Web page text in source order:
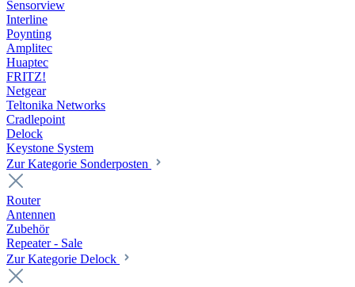
Sensorview
Interline
Poynting
Amplitec
Huaptec
FRITZ!
Netgear
Teltonika Networks
Cradlepoint
Delock
Keystone System
Zur Kategorie Sonderposten
Router
Antennen
Zubehör
Repeater - Sale
Zur Kategorie Delock